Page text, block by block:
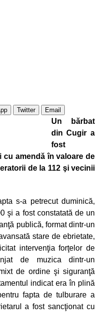
Twitter Email
Un bărbat
din Cugir a
fost
cu amendă în valoare de
de la 112 şi vecinii
s-a petrecut duminică,
şi a fost constatată de un
publică, format dintr-un
stare de ebrietate,
intervenţia forţelor de
de muzica dintr-un
de ordine şi siguranţă
indicat era în plină
fapta de tulburare a
a fost sancţionat cu